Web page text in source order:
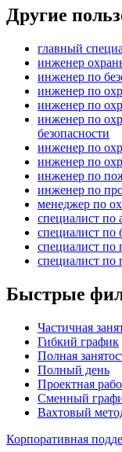
Другие
главный
инженер
инженер по
инженер по
инженер по
инженер по
безопасности
инженер по
инженер по
инженер по
инженер по
менеджер по
специалист по
специалист по
специалист по
специалист по
Быстрые
Частичная
Гибкий график
Полная
Полный день
Проектная
Сменный
Вахтовый
Корпоративная